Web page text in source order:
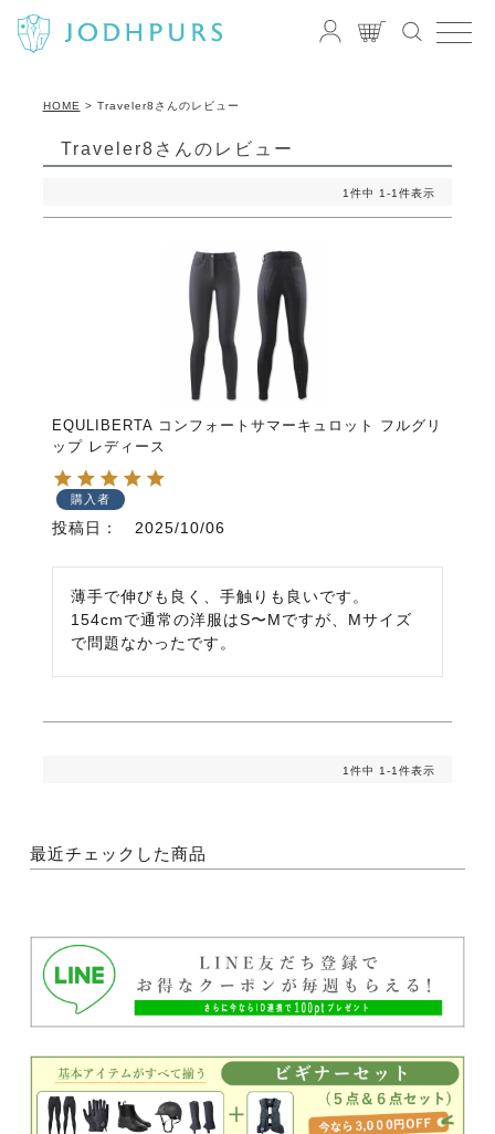
HOME Traveler8さんのレビュー
Traveler8さんのレビュー
1件中 1-1件表示
EQULIBERTA コンフォートサマーキュロット フルグリ
ップ レディース
購入者
投稿日 2025/10/06
薄手で伸びも良く、手触りも良いです。
154cmで通常の洋服はS〜Mですが、Mサイズ
で問題なかったです。
1件中 1-1件表示
最近チェックした商品